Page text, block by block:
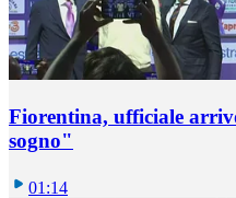
Fiorentina, ufficiale
sogno"
01:14